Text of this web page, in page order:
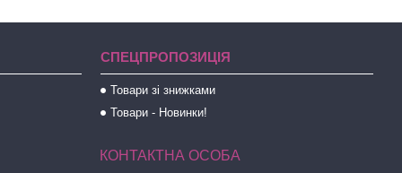
СПЕЦПРОПОЗИЦІЯ
Товари зі знижками
Товари - Новинки!